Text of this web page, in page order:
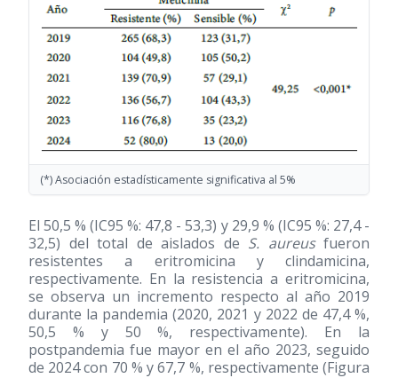
(*) Asociación estadísticamente significativa al 5%
El 50,5 % (IC95 %: 47,8 - 53,3) y 29,9 % (IC95 %: 27,4 -
32,5) del total de aislados de S. aureusfueron
resistentes a eritromicina y clindamicina,
respectivamente. En la resistencia a eritromicina,
se observa un incremento respecto al año 2019
durante la pandemia (2020, 2021 y 2022 de 47,4 %,
50,5 % y 50 %, respectivamente). En la
postpandemia fue mayor en el año 2023, seguido
de 2024 con 70 % y 67,7 %, respectivamente (Figura